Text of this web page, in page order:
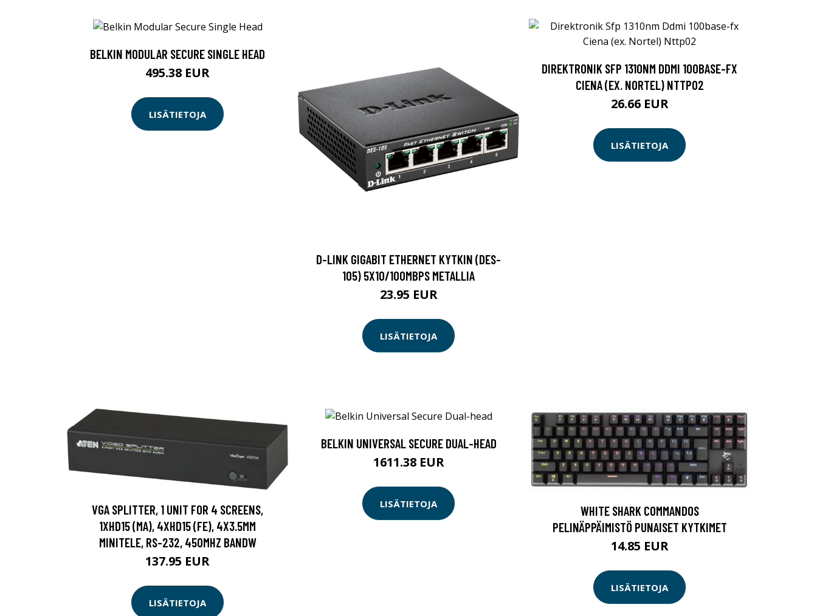
BELKIN MODULAR SECURE SINGLE HEAD
495.38 EUR
LISÄTIETOJA
D-LINK GIGABIT ETHERNET KYTKIN (DES-
105) 5X10/100MBPS METALLIA
23.95 EUR
LISÄTIETOJA
DIREKTRONIK SFP 1310NM DDMI 100BASE-FX
CIENA (EX. NORTEL) NTTP02
26.66 EUR
LISÄTIETOJA
VGA SPLITTER, 1 UNIT FOR 4 SCREENS,
1XHD15 (MA), 4XHD15 (FE), 4X3.5MM
MINITELE, RS-232, 450MHZ BANDW
137.95 EUR
LISÄTIETOJA
BELKIN UNIVERSAL SECURE DUAL-HEAD
1611.38 EUR
LISÄTIETOJA
WHITE SHARK COMMANDOS
PELINÄPPÄIMISTÖ PUNAISET KYTKIMET
14.85 EUR
LISÄTIETOJA